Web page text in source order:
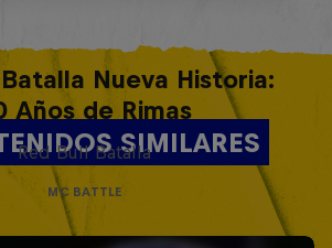
SIMILARES
Nueva Historia:
Años de Rimas
Red Bull Batalla
MC BATTLE